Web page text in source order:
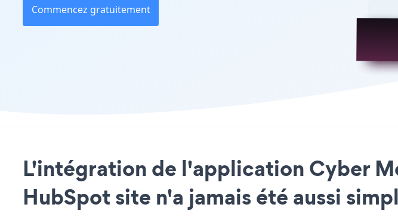
Commencez gratuitement
L'intégration de l'application Cyber
HubSpot site n'a jamais été aussi